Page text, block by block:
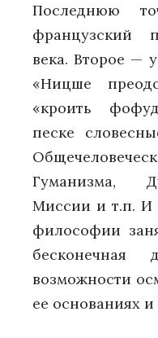
Последнюю
французский
века. Второе —
«Ницше
«кроить
песке
Гуманизма,
Миссии и т.п. И
философии
бесконечная
возможности
ее основаниях и